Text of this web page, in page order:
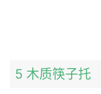
5 木质筷子托